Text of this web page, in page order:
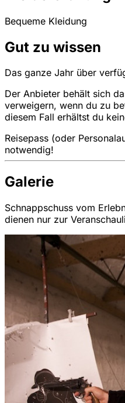
Bequeme Kleidung
Gut zu wissen
Das ganze Jahr über
Der Anbieter behält sich
verweigern, wenn du zu
diesem Fall erhältst du
Reisepass (oder
notwendig!
Galerie
Schnappschuss vom
dienen nur zur